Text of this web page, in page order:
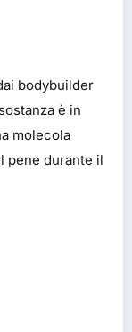
bodybuilder
è in
molecola
pene durante il